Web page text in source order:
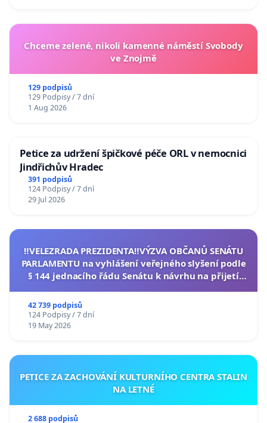
Chceme zelené, nikoli kamenné náměstí Svobody
ve Znojmě
129 podpisů
129 Podpisy / 7 dní
1 Aug 2026
Petice za udržení špičkové péče ORL v nemocnici
Jindřichův Hradec
391 podpisů
124 Podpisy / 7 dní
29 Jul 2026
‼️VELEZRADA PREZIDENTA‼️VÝZVA OBČANŮ SENÁTU
PARLAMENTU na vyhlášení veřejného slyšení podle
§ 144 jednacího řádu Senátu k návrhu na přijetí
42 739 podpisů
124 Podpisy / 7 dní
19 May 2026
PETICE ZA ZACHOVÁNÍ KULTURNÍHO CENTRA STALIN
NA LETNÉ
2 688 podpisů